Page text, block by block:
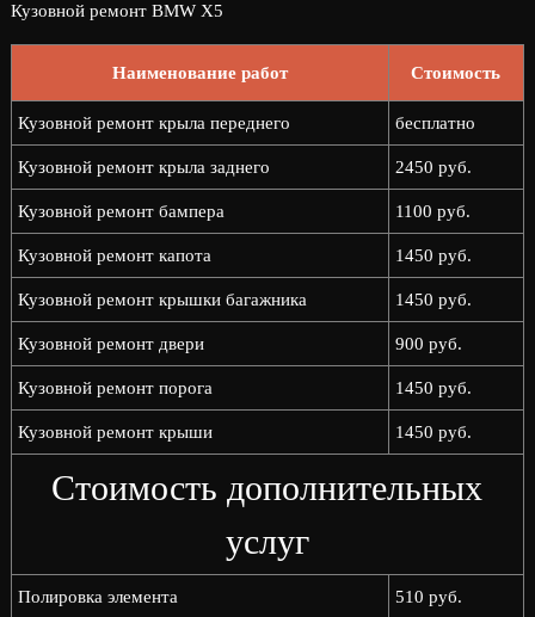
Кузовной ремонт BMW X5
Наименование работ Стоимость
Кузовной ремонт крыла переднего бесплатно
Кузовной ремонт крыла заднего 2450 руб.
Кузовной ремонт бампера 1100 руб.
Кузовной ремонт капота 1450 руб.
Кузовной ремонт крышки багажника 1450 руб.
Кузовной ремонт двери 900 руб.
Кузовной ремонт порога 1450 руб.
Кузовной ремонт крыши 1450 руб.
Стоимость дополнительных
услуг
Полировка элемента 510 руб.